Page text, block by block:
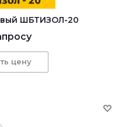
ШБТИЗОЛ-20
цену